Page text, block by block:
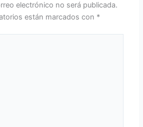
electrónico no será publicada.
están marcados con *